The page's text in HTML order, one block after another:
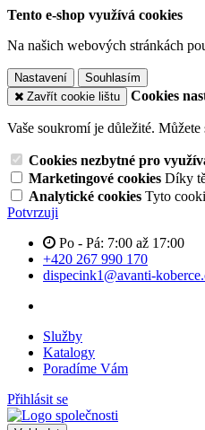
Tento e-shop využívá cookies
Na našich webových stránkách
Nastavení
Souhlasím
Zavřít cookie lištu
Cookies
Vaše soukromí je důležité.
Cookies nezbytné pro
Marketingové cookies Díky
Analytické cookies Tyto
Potvrzuji
Po - Pá: 7:00 až 17:00
+420 267 990 170
dispecink1@avanti-
Služby
Katalogy
Poradíme Vám
Přihlásit se